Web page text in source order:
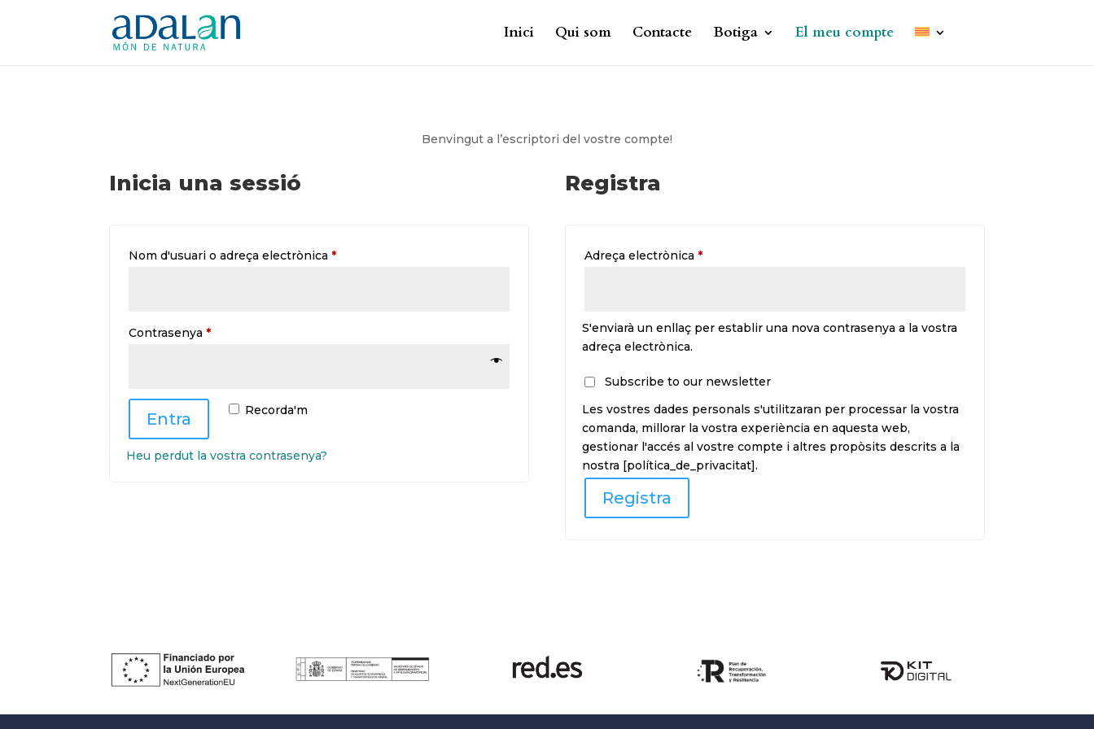
Inici Qui som Contacte Botiga El meu compte
Benvingut a l’escriptori del vostre compte!
Inicia una sessió
Nom d'usuari o adreça electrònica *Obligatori
Contrasenya *Obligatori
Recorda'm
Entra
Heu perdut la vostra contrasenya?
Registra
Adreça electrònica *Obligatori
S'enviarà un enllaç per establir una nova contrasenya a la vostra
adreça electrònica.
Subscribe to our newsletter
Les vostres dades personals s'utilitzaran per processar la vostra
comanda, millorar la vostra experiència en aquesta web,
gestionar l'accés al vostre compte i altres propòsits descrits a la
nostra [política_de_privacitat].
Registra